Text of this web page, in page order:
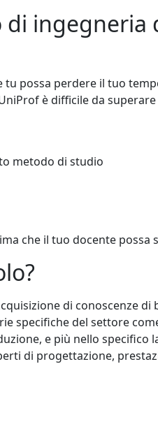
ingegneria
possa perdere il tuo
è difficile da
metodo di studio
che il tuo docente possa
di conoscenze di
specifiche del settore
e più nello specifico
di progettazione,